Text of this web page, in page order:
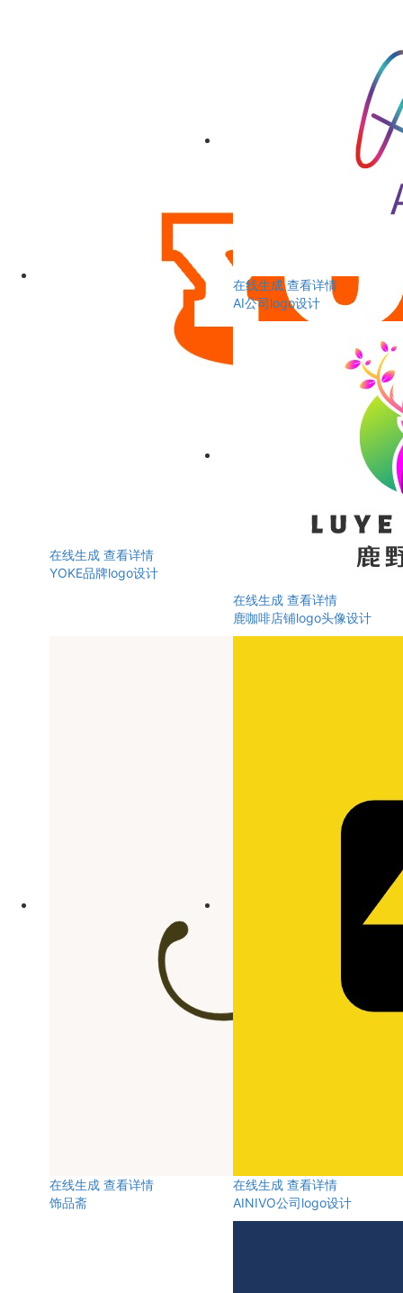
在线生成 查看详情
YOKE品牌logo设计
在线生成 查看详情
AI公司logo设计
在线生成 查看详情
鹿咖啡店铺logo头像设计
在线生成 查看详情
饰品斋
在线生成 查看详情
AINIVO公司logo设计